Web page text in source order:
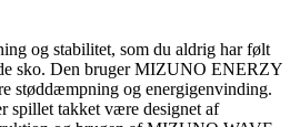
og stabilitet, som du aldrig har følt
sko. Den bruger MIZUNO ENERZY
støddæmpning og energigenvinding.
spillet takket være designet af